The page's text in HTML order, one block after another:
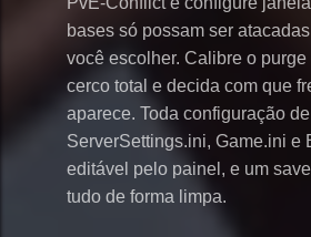
bases só possam ser
você escolher. Calibre o
cerco total e decida com que
aparece. Toda configuração de
ServerSettings.ini, Game.ini e
editável pelo painel, e um
tudo de forma limpa.